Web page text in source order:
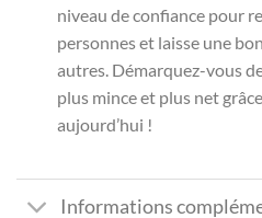
niveau de confiance pour
personnes et laisse une
autres. Démarquez-vous
plus mince et plus net
aujourd’hui !
Informations